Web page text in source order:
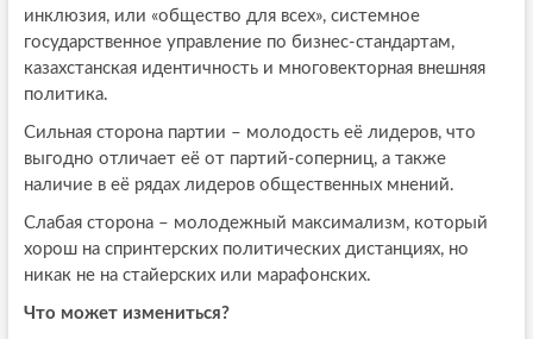
инклюзия, или «общество для всех», системное
государственное управление по бизнес-стандартам,
казахстанская идентичность и многовекторная внешняя
политика.
Сильная сторона партии – молодость её лидеров, что
выгодно отличает её от партий-соперниц, а также
наличие в её рядах лидеров общественных мнений.
Слабая сторона – молодежный максимализм, который
хорош на спринтерских политических дистанциях, но
никак не на стайерских или марафонских.
Что может измениться?